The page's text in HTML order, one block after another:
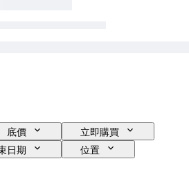
底價
立即購買
日期
位置